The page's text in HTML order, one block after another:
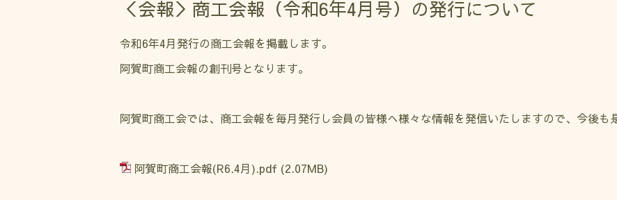
＜会報＞商工会報（令和6年4月号）の発行について
令和6年4月発行の商工会報を掲載します。
阿賀町商工会報の創刊号となります。
阿賀町商工会では、商工会報を毎月発行し会員の皆様へ様々な情報を発信いたしますので、今後も
阿賀町商工会報(R6.4月).pdf (2.07MB)